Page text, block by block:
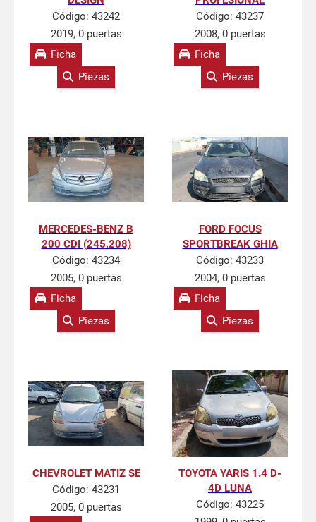
Código: 43242
2019, 0 puertas
Ficha
Piezas
Código: 43237
2008, 0 puertas
Ficha
Piezas
MERCEDES-BENZ B
200 CDI (245.208)
Código: 43234
2005, 0 puertas
Ficha
Piezas
FORD FOCUS
SPORTBREAK GHIA
Código: 43233
2004, 0 puertas
Ficha
Piezas
CHEVROLET MATIZ SE
Código: 43231
2005, 0 puertas
TOYOTA YARIS 1.4 D-
4D LUNA
Código: 43225